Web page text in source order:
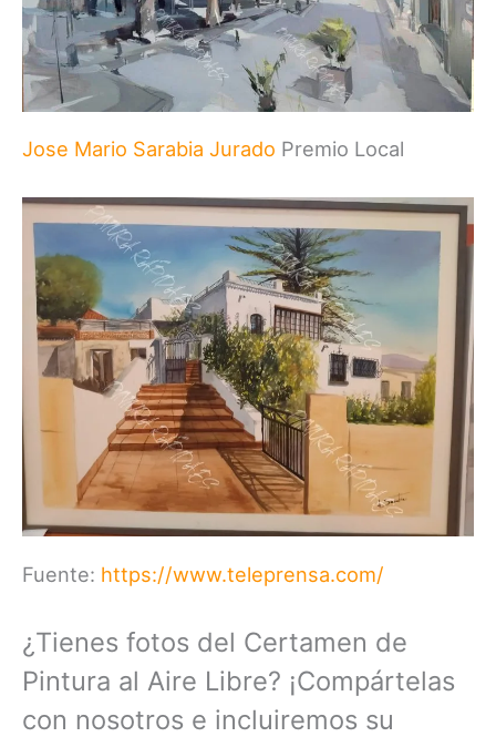
Jose Mario Sarabia Jurado Premio Local
Fuente: https://www.teleprensa.com/
¿Tienes fotos del Certamen de
Pintura al Aire Libre? ¡Compártelas
con nosotros e incluiremos su